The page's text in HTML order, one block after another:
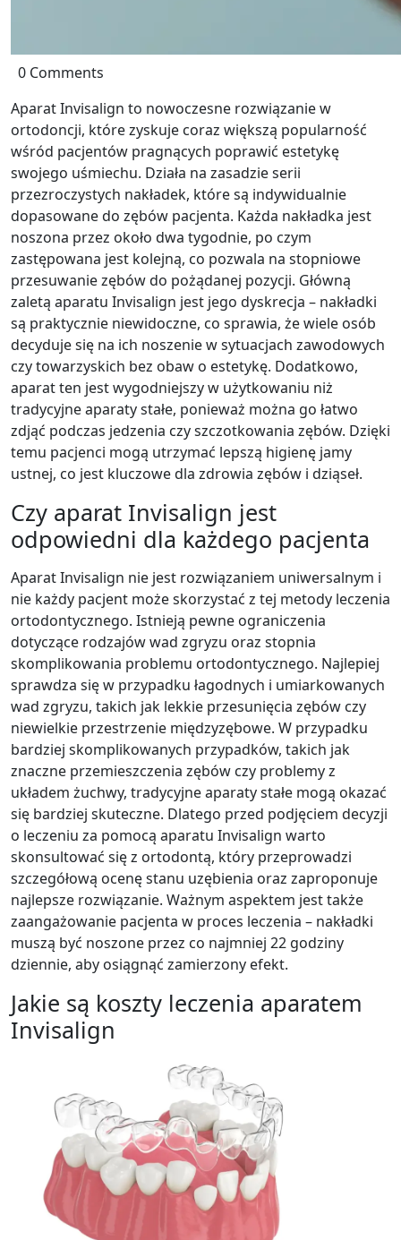
0 Comments
Aparat Invisalign to nowoczesne rozwiązanie w
ortodoncji, które zyskuje coraz większą popularność
wśród pacjentów pragnących poprawić estetykę
swojego uśmiechu. Działa na zasadzie serii
przezroczystych nakładek, które są indywidualnie
dopasowane do zębów pacjenta. Każda nakładka jest
noszona przez około dwa tygodnie, po czym
zastępowana jest kolejną, co pozwala na stopniowe
przesuwanie zębów do pożądanej pozycji. Główną
zaletą aparatu Invisalign jest jego dyskrecja – nakładki
są praktycznie niewidoczne, co sprawia, że wiele osób
decyduje się na ich noszenie w sytuacjach zawodowych
czy towarzyskich bez obaw o estetykę. Dodatkowo,
aparat ten jest wygodniejszy w użytkowaniu niż
tradycyjne aparaty stałe, ponieważ można go łatwo
zdjąć podczas jedzenia czy szczotkowania zębów. Dzięki
temu pacjenci mogą utrzymać lepszą higienę jamy
ustnej, co jest kluczowe dla zdrowia zębów i dziąseł.
Czy aparat Invisalign jest
odpowiedni dla każdego pacjenta
Aparat Invisalign nie jest rozwiązaniem uniwersalnym i
nie każdy pacjent może skorzystać z tej metody leczenia
ortodontycznego. Istnieją pewne ograniczenia
dotyczące rodzajów wad zgryzu oraz stopnia
skomplikowania problemu ortodontycznego. Najlepiej
sprawdza się w przypadku łagodnych i umiarkowanych
wad zgryzu, takich jak lekkie przesunięcia zębów czy
niewielkie przestrzenie międzyzębowe. W przypadku
bardziej skomplikowanych przypadków, takich jak
znaczne przemieszczenia zębów czy problemy z
układem żuchwy, tradycyjne aparaty stałe mogą okazać
się bardziej skuteczne. Dlatego przed podjęciem decyzji
o leczeniu za pomocą aparatu Invisalign warto
skonsultować się z ortodontą, który przeprowadzi
szczegółową ocenę stanu uzębienia oraz zaproponuje
najlepsze rozwiązanie. Ważnym aspektem jest także
zaangażowanie pacjenta w proces leczenia – nakładki
muszą być noszone przez co najmniej 22 godziny
dziennie, aby osiągnąć zamierzony efekt.
Jakie są koszty leczenia aparatem
Invisalign